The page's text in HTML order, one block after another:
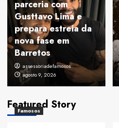
parceria com
Gusttavo Lima e
prepara estreia da
nova fase em
Barretos
assessoriadefamosos
agosto 9, 2026
Featured Story
Famosos